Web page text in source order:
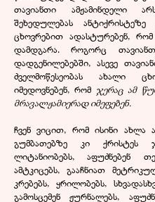
თავიანთი ამჟამინდელი
შეხედულებას
ცხოვრებით ადასტურებენ,
დამდგარა. როგორც
დადგენილებებში, ასევე
ძველმოწესეობას ახალი
იმედოვნებენ, რომ ჯერაც ამ
მრავალჟამიერად იმეფებენ.
ჩვენ ვიცით, რომ ისინი ახლა
გუმბათებზე კი ქრისტეს
ლიტანიობებს, აფუძნებენ
ამტკიცებს, გააჩნიათ
კრებებს, ყრილობებს,
გამოსცემენ ჟურნალებს,